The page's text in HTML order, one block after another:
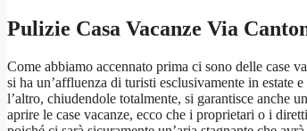
Pulizie Casa Vacanze Via
Come abbiamo accennato prima ci sono delle case
si ha un’affluenza di turisti esclusivamente in estate
l’altro, chiudendole totalmente, si garantisce anche
aprire le case vacanze, ecco che i proprietari o i